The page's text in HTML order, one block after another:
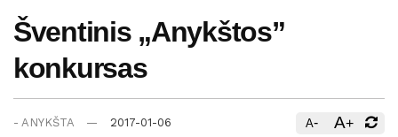
Šventinis „Anykštos”
konkursas
- ANYKŠTA 2017-01-06 A- A+